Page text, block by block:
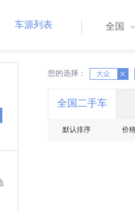
车源列表 全国
您的选择： 大众
X X
全国二手车
默认排序 价